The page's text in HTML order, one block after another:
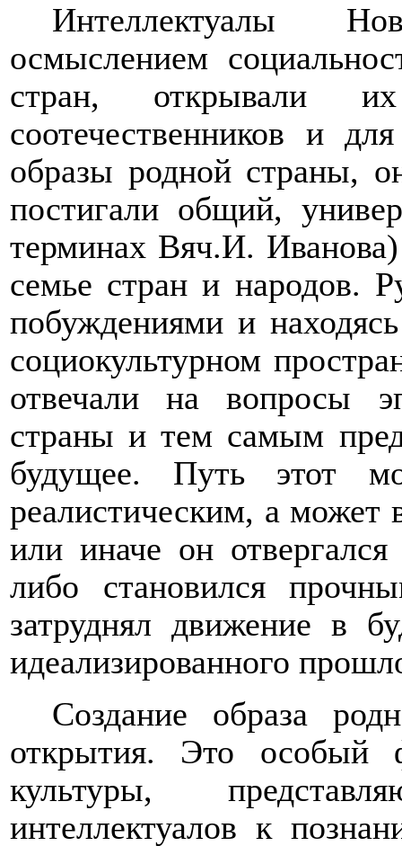
Интеллектуалы
осмыслением
стран, открывали
соотечественников и
образы родной страны,
постигали общий,
терминах Вяч.И.
семье стран и народов.
побуждениями и
социокультурном
отвечали на вопросы
страны и тем самым
будущее. Путь этот
реалистическим, а может
или иначе он
либо становился
затруднял движение в
идеализированного
Создание образа
открытия. Это
культуры,
интеллектуалов к